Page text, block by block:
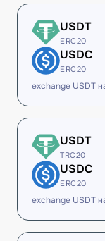
USDT
ERC20
USDC
ERC20
exchange USDT
USDT
TRC20
USDC
ERC20
exchange USDT